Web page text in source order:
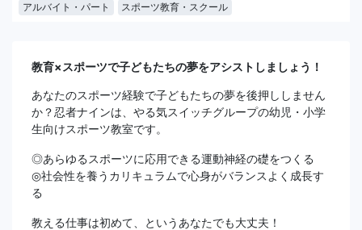
アルバイト・パート スポーツ教育・スクール
教育×スポーツで子どもたちの夢をアシストしましょう！
あなたのスポーツ経験で子どもたちの夢を後押ししません
か？忍者ナインは、やる気スイッチグループの幼児・小学
生向けスポーツ教室です。
◎あらゆるスポーツに応用できる運動神経の礎をつくる
◎社会性を養うカリキュラムで心身がバランスよく成長す
る
教える仕事は初めて、というあなたでも大丈夫！